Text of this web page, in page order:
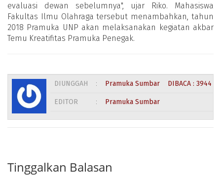
evaluasi dewan sebelumnya", ujar Riko. Mahasiswa
Fakultas Ilmu Olahraga tersebut menambahkan, tahun
2018 Pramuka UNP akan melaksanakan kegiatan akbar
Temu Kreatifitas Pramuka Penegak.
DIUNGGAH : Pramuka Sumbar DIBACA : 3944
EDITOR : Pramuka Sumbar
Tinggalkan Balasan